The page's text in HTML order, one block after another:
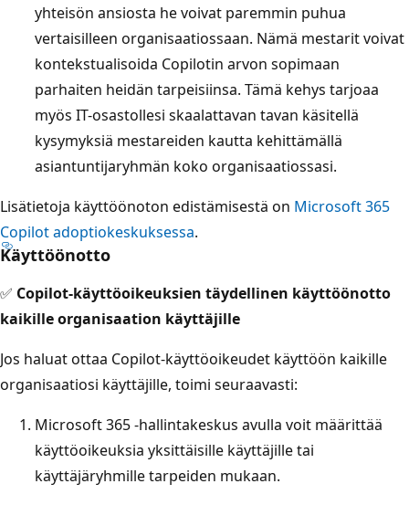
yhteisön ansiosta he voivat paremmin puhua
vertaisilleen organisaatiossaan. Nämä mestarit voivat
kontekstualisoida Copilotin arvon sopimaan
parhaiten heidän tarpeisiinsa. Tämä kehys tarjoaa
myös IT-osastollesi skaalattavan tavan käsitellä
kysymyksiä mestareiden kautta kehittämällä
asiantuntijaryhmän koko organisaatiossasi.
Lisätietoja käyttöönoton edistämisestä on Microsoft 365
Copilot adoptiokeskuksessa.
Käyttöönotto
✅ Copilot-käyttöoikeuksien täydellinen käyttöönotto
kaikille organisaation käyttäjille
Jos haluat ottaa Copilot-käyttöoikeudet käyttöön kaikille
organisaatiosi käyttäjille, toimi seuraavasti:
Microsoft 365 -hallintakeskus avulla voit määrittää
käyttöoikeuksia yksittäisille käyttäjille tai
käyttäjäryhmille tarpeiden mukaan.